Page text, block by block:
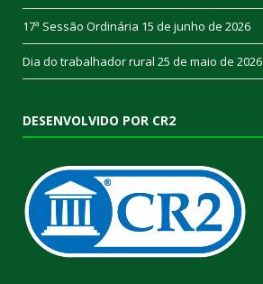
17ª Sessão Ordinária 15 de junho de 2026
Dia do trabalhador rural 25 de maio de 2026
DESENVOLVIDO POR CR2